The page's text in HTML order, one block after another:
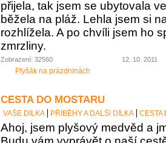
přijela, tak jsem se ubytovala
běžela na pláž. Lehla jsem si
rozhlížela. A po chvíli jsem ho
zmrzliny.
Zobrazení: 32560 12. 10. 2011
Plyšák na prázdninách
CESTA DO MOSTARU
VAŠE DÍLKA PŘÍBĚHY A DALŠÍ DÍLKA CESTA
Ahoj, jsem plyšový medvěd a